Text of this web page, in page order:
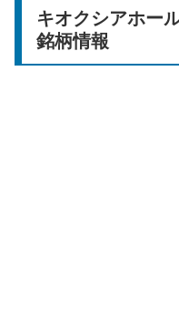
キオクシアホー
銘柄情報